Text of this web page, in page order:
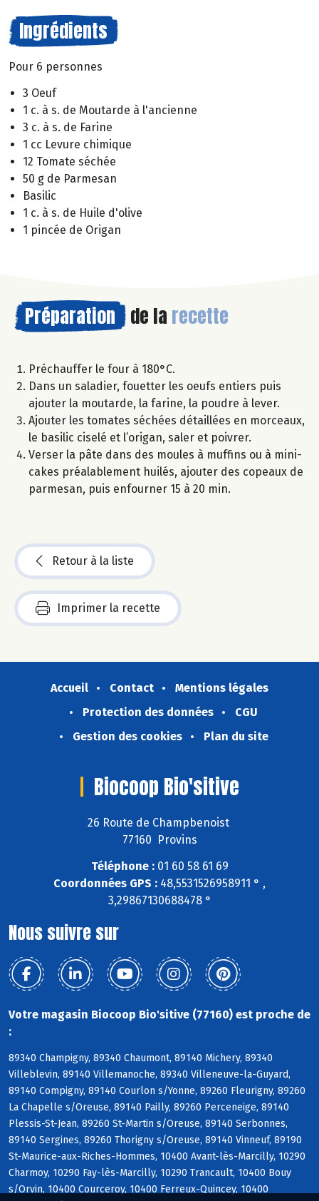
Ingrédients
Pour 6 personnes
3 Oeuf
1 c. à s. de Moutarde à l'ancienne
3 c. à s. de Farine
1 cc Levure chimique
12 Tomate séchée
50 g de Parmesan
Basilic
1 c. à s. de Huile d'olive
1 pincée de Origan
Préparation de la recette
Préchauffer le four à 180°C.
Dans un saladier, fouetter les oeufs entiers puis
ajouter la moutarde, la farine, la poudre à lever.
Ajouter les tomates séchées détaillées en morceaux,
le basilic ciselé et l’origan, saler et poivrer.
Verser la pâte dans des moules à muffins ou à mini-
cakes préalablement huilés, ajouter des copeaux de
parmesan, puis enfourner 15 à 20 min.
Retour à la liste
Imprimer la recette
Accueil Contact
Mentions légales
Protection des données
CGU
Gestion des cookies
Plan du site
Biocoop Bio'sitive
26 Route de Champbenoist
77160 Provins
Téléphone :01 60 58 61 69
Coordonnées GPS : 48,5531526958911 ° ,
3,29867130688478 °
Nous suivre sur
Votre magasin Biocoop Bio'sitive (77160) est proche de
:
89340 Champigny, 89340 Chaumont, 89140 Michery, 89340
Villeblevin, 89140 Villemanoche, 89340 Villeneuve-la-Guyard,
89140 Compigny, 89140 Courlon s/Yonne, 89260 Fleurigny, 89260
La Chapelle s/Oreuse, 89140 Pailly, 89260 Perceneige, 89140
Plessis-St-Jean, 89260 St-Martin s/Oreuse, 89140 Serbonnes,
89140 Sergines, 89260 Thorigny s/Oreuse, 89140 Vinneuf, 89190
St-Maurice-aux-Riches-Hommes, 10400 Avant-lès-Marcilly, 10290
Charmoy, 10290 Fay-lès-Marcilly, 10290 Trancault, 10400 Bouy
s/Orvin, 10400 Courceroy, 10400 Ferreux-Quincey, 10400